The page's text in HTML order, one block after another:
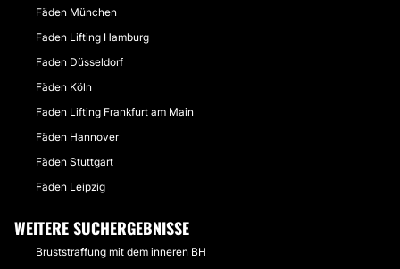
Fäden München
Faden Lifting Hamburg
Faden Düsseldorf
Fäden Köln
Faden Lifting Frankfurt am Main
Fäden Hannover
Fäden Stuttgart
Fäden Leipzig
WEITERE SUCHERGEBNISSE
Bruststraffung mit dem inneren BH